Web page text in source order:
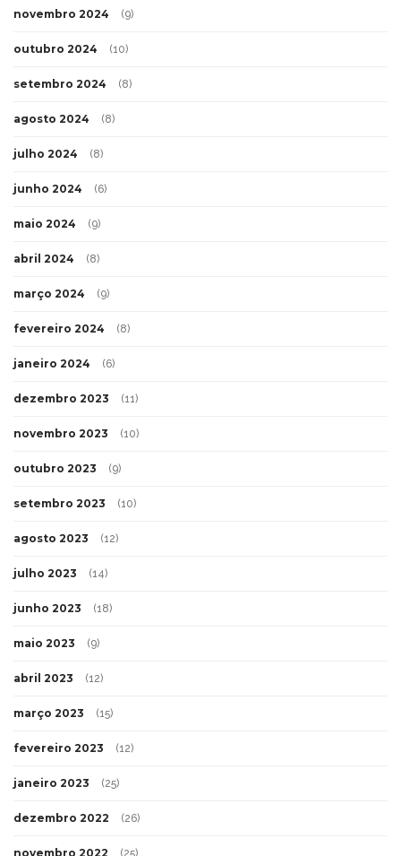
novembro 2024 (9)
outubro 2024 (10)
setembro 2024 (8)
agosto 2024 (8)
julho 2024 (8)
junho 2024 (6)
maio 2024 (9)
abril 2024 (8)
março 2024 (9)
fevereiro 2024 (8)
janeiro 2024 (6)
dezembro 2023 (11)
novembro 2023 (10)
outubro 2023 (9)
setembro 2023 (10)
agosto 2023 (12)
julho 2023 (14)
junho 2023 (18)
maio 2023 (9)
abril 2023 (12)
março 2023 (15)
fevereiro 2023 (12)
janeiro 2023 (25)
dezembro 2022 (26)
novembro 2022